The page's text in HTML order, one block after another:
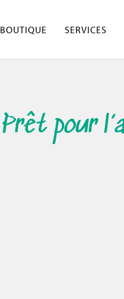
BOUTIQUE SERVICES
Prêt pour